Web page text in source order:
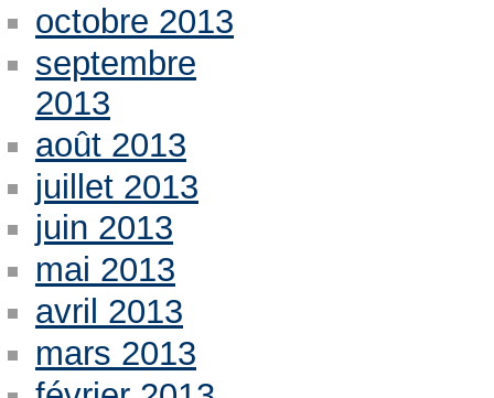
octobre 2013
septembre
2013
août 2013
juillet 2013
juin 2013
mai 2013
avril 2013
mars 2013